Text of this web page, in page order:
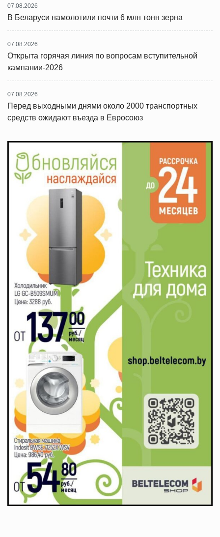
07.08.2026
В Беларуси намолотили почти 6 млн тонн зерна
07.08.2026
Открыта горячая линия по вопросам вступительной
кампании-2026
07.08.2026
Перед выходными днями около 2000 транспортных
средств ожидают въезда в Евросоюз